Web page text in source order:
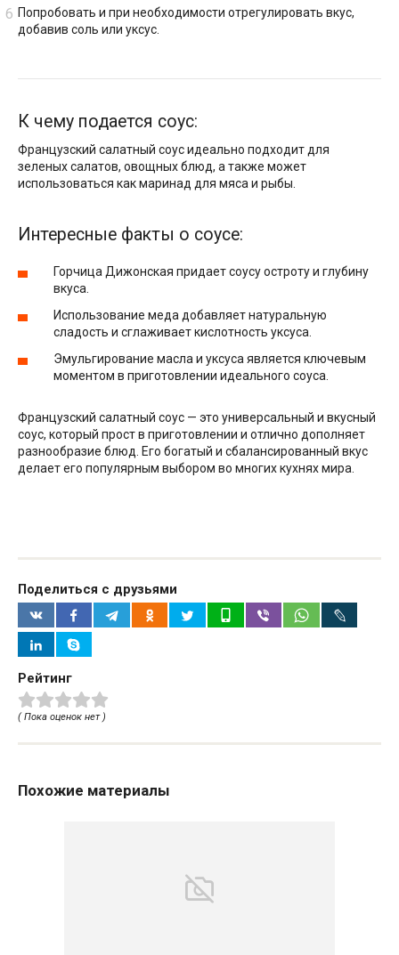
Попробовать и при необходимости отрегулировать вкус,
добавив соль или уксус.
К чему подается соус:
Французский салатный соус идеально подходит для
зеленых салатов, овощных блюд, а также может
использоваться как маринад для мяса и рыбы.
Интересные факты о соусе:
Горчица Дижонская придает соусу остроту и глубину
вкуса.
Использование меда добавляет натуральную
сладость и сглаживает кислотность уксуса.
Эмульгирование масла и уксуса является ключевым
моментом в приготовлении идеального соуса.
Французский салатный соус — это универсальный и вкусный
соус, который прост в приготовлении и отлично дополняет
разнообразие блюд. Его богатый и сбалансированный вкус
делает его популярным выбором во многих кухнях мира.
Поделиться с друзьями
Рейтинг
( Пока оценок нет )
Похожие материалы